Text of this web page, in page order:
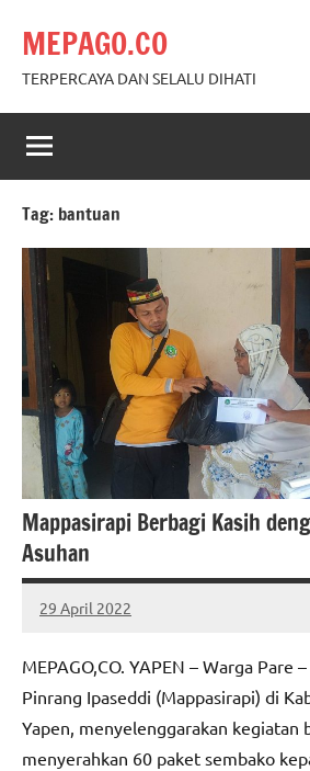
content
MEPAGO.CO
TERPERCAYA DAN SELALU DIHATI
Tag: bantuan
Mappasirapi Berbagi Kasih
Asuhan
29 April 2022
MEPAGO
No
MEPAGO,CO. YAPEN – Warga Pare
Pinrang Ipaseddi (Mappasirapi) di
Yapen, menyelenggarakan kegiatan
menyerahkan 60 paket sembako